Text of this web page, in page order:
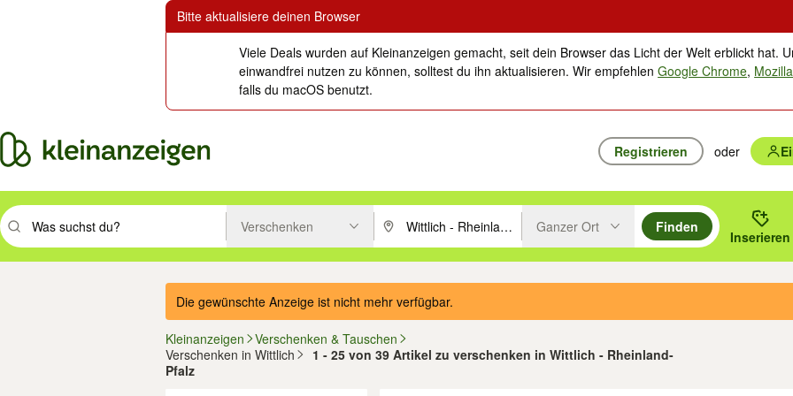
Bitte aktualisiere deinen Browser
Viele Deals wurden auf Kleinanzeigen gemacht, seit dein Browser das Licht der Welt erblickt hat.
einwandfrei nutzen zu können, solltest du ihn aktualisieren. Wir empfehlenGoogle Chrome,
falls du macOS benutzt.
Registrieren oder
Suchbegriff eingeben. Eingabetaste drücken um zu suchen, oder Vorschläge mit den Pfeiltasten nach oben/unten durchsuchen und mit
Verschenken PLZ oder Ort eingeben. Eingabetaste drücken um zu suchen, oder
Ganzer Ort
Finden
Inserieren
Die gewünschte Anzeige ist nicht mehr verfügbar.
Kleinanzeigen
Verschenken & Tauschen
Verschenken in Wittlich
1 - 25 von 39 Artikel zu verschenken in Wittlich - Rheinland-
Pfalz